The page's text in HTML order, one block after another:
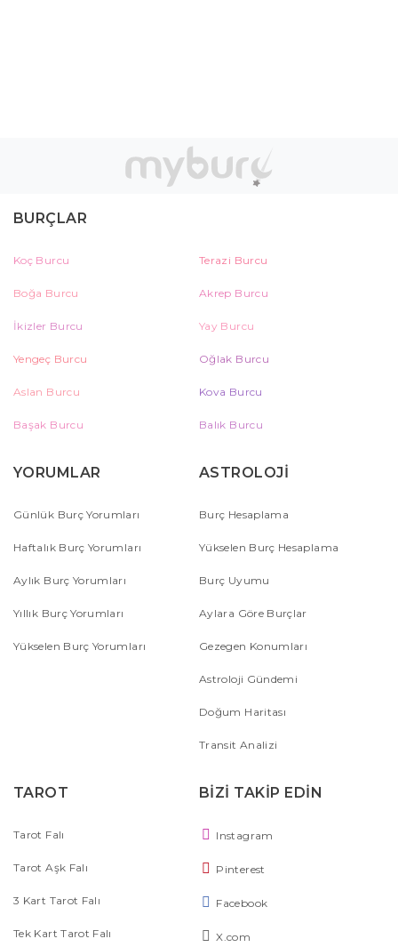
BURÇLAR
Koç Burcu Terazi Burcu
Boğa Burcu Akrep Burcu
İkizler Burcu Yay Burcu
Yengeç Burcu Oğlak Burcu
Aslan Burcu Kova Burcu
Başak Burcu Balık Burcu
YORUMLAR
Günlük Burç Yorumları
Haftalık Burç Yorumları
Aylık Burç Yorumları
Yıllık Burç Yorumları
Yükselen Burç Yorumları
ASTROLOJİ
Burç Hesaplama
Yükselen Burç Hesaplama
Burç Uyumu
Aylara Göre Burçlar
Gezegen Konumları
Astroloji Gündemi
Doğum Haritası
Transit Analizi
TAROT
Tarot Falı
Tarot Aşk Falı
3 Kart Tarot Falı
Tek Kart Tarot Falı
BİZİ TAKİP EDİN
Instagram
Pinterest
Facebook
X.com